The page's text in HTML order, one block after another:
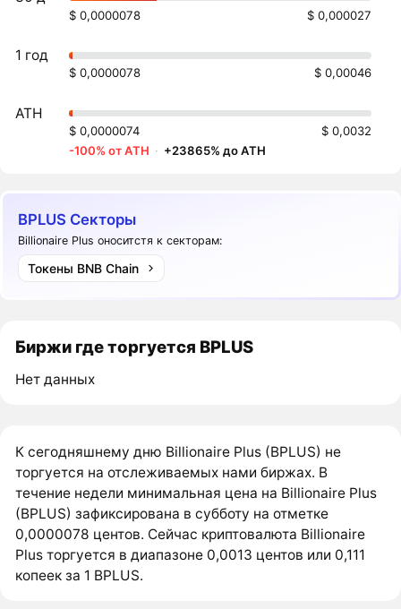
$ 0,0000078 $ 0,000027
1 год
$ 0,0000078 $ 0,00046
ATH
$ 0,0000074
$ 0,0032
-100% от ATH · +23865% до ATH
BPLUS Секторы
Billionaire Plus оноситстя к секторам:
Токены BNB Chain
Биржи где торгуется BPLUS
Нет данных
К сегодняшнему дню Billionaire Plus (BPLUS) не
торгуется на отслеживаемых нами биржах. В
течение недели минимальная цена на Billionaire Plus
(BPLUS) зафиксирована в субботу на отметке
0,0000078 центов. Сейчас криптовалюта Billionaire
Plus торгуется в диапазоне 0,0013 центов или 0,111
копеек за 1 BPLUS.